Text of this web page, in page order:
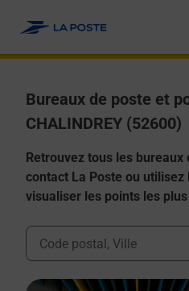
Bureaux de poste et
CHALINDREY (52600)
Retrouvez tous les bureaux
contact La Poste ou
visualiser les points les
Ville, Département, Code